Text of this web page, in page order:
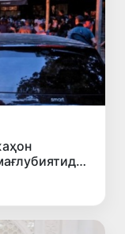
юз берди